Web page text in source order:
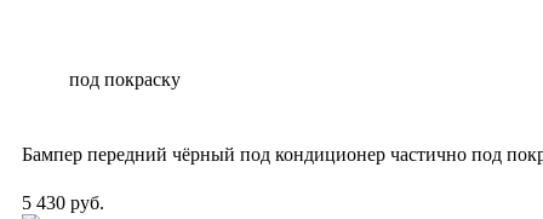
Бампер передний чёрный под кондиционер частично под
5 430 руб.